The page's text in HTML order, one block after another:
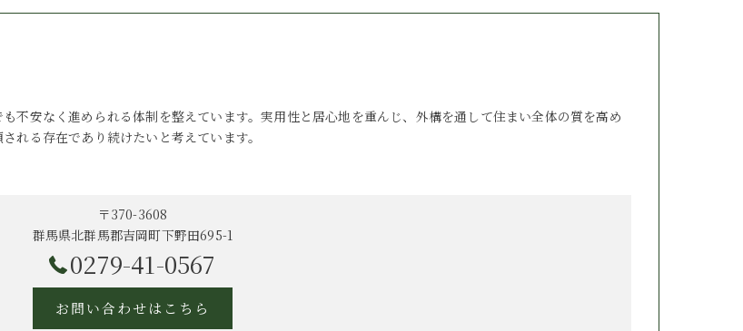
不安なく進められる体制を整えています。実用性と居心地を重んじ、外構を通して住まい全体の質を高め
れる存在であり続けたいと考えています。
〒370-3608
群馬県北群馬郡吉岡町下野田695-1
0279-41-0567
お問い合わせはこちら